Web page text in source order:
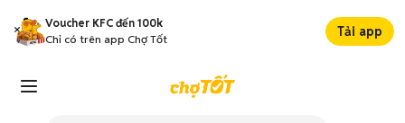
Voucher KFC đến 100k
Chỉ có trên app Chợ Tốt
Tải app